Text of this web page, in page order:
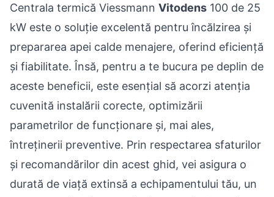
Centrala termică Viessmann Vitodens 100 de 25
kW este o soluție excelentă pentru încălzirea și
prepararea apei calde menajere, oferind eficiență
și fiabilitate. Însă, pentru a te bucura pe deplin de
aceste beneficii, este esențial să acorzi atenția
cuvenită instalării corecte, optimizării
parametrilor de funcționare și, mai ales,
întreținerii preventive. Prin respectarea sfaturilor
și recomandărilor din acest ghid, vei asigura o
durată de viață extinsă a echipamentului tău, un